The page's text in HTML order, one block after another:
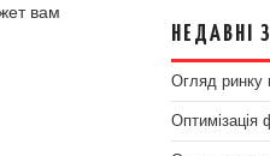
вам
НЕДАВНІ
Огляд ринку
Оптимізація